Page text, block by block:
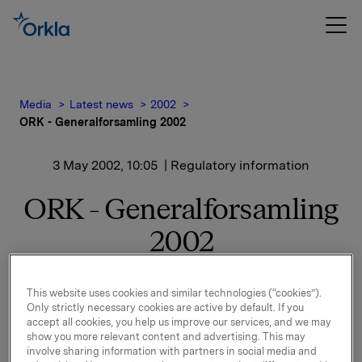
Media Latest news
2002
ORK - Generalforsamling 2002
3 May 2002, 10:05 | Regulatory information
ORK - Generalforsamling
2002
(gjenvalg) og Elisabeth Grieg valgt som medlemmer
til valgkomiteen for aksjonærvalgte medlemmer til
bedriftsforsamlingen, jfr. vedtektenes paragraf 18.
This website uses cookies and similar technologies (“cookies”).
Only strictly necessary cookies are active by default. If you
accept all cookies, you help us improve our services, and we may
show you more relevant content and advertising. This may
involve sharing information with partners in social media and